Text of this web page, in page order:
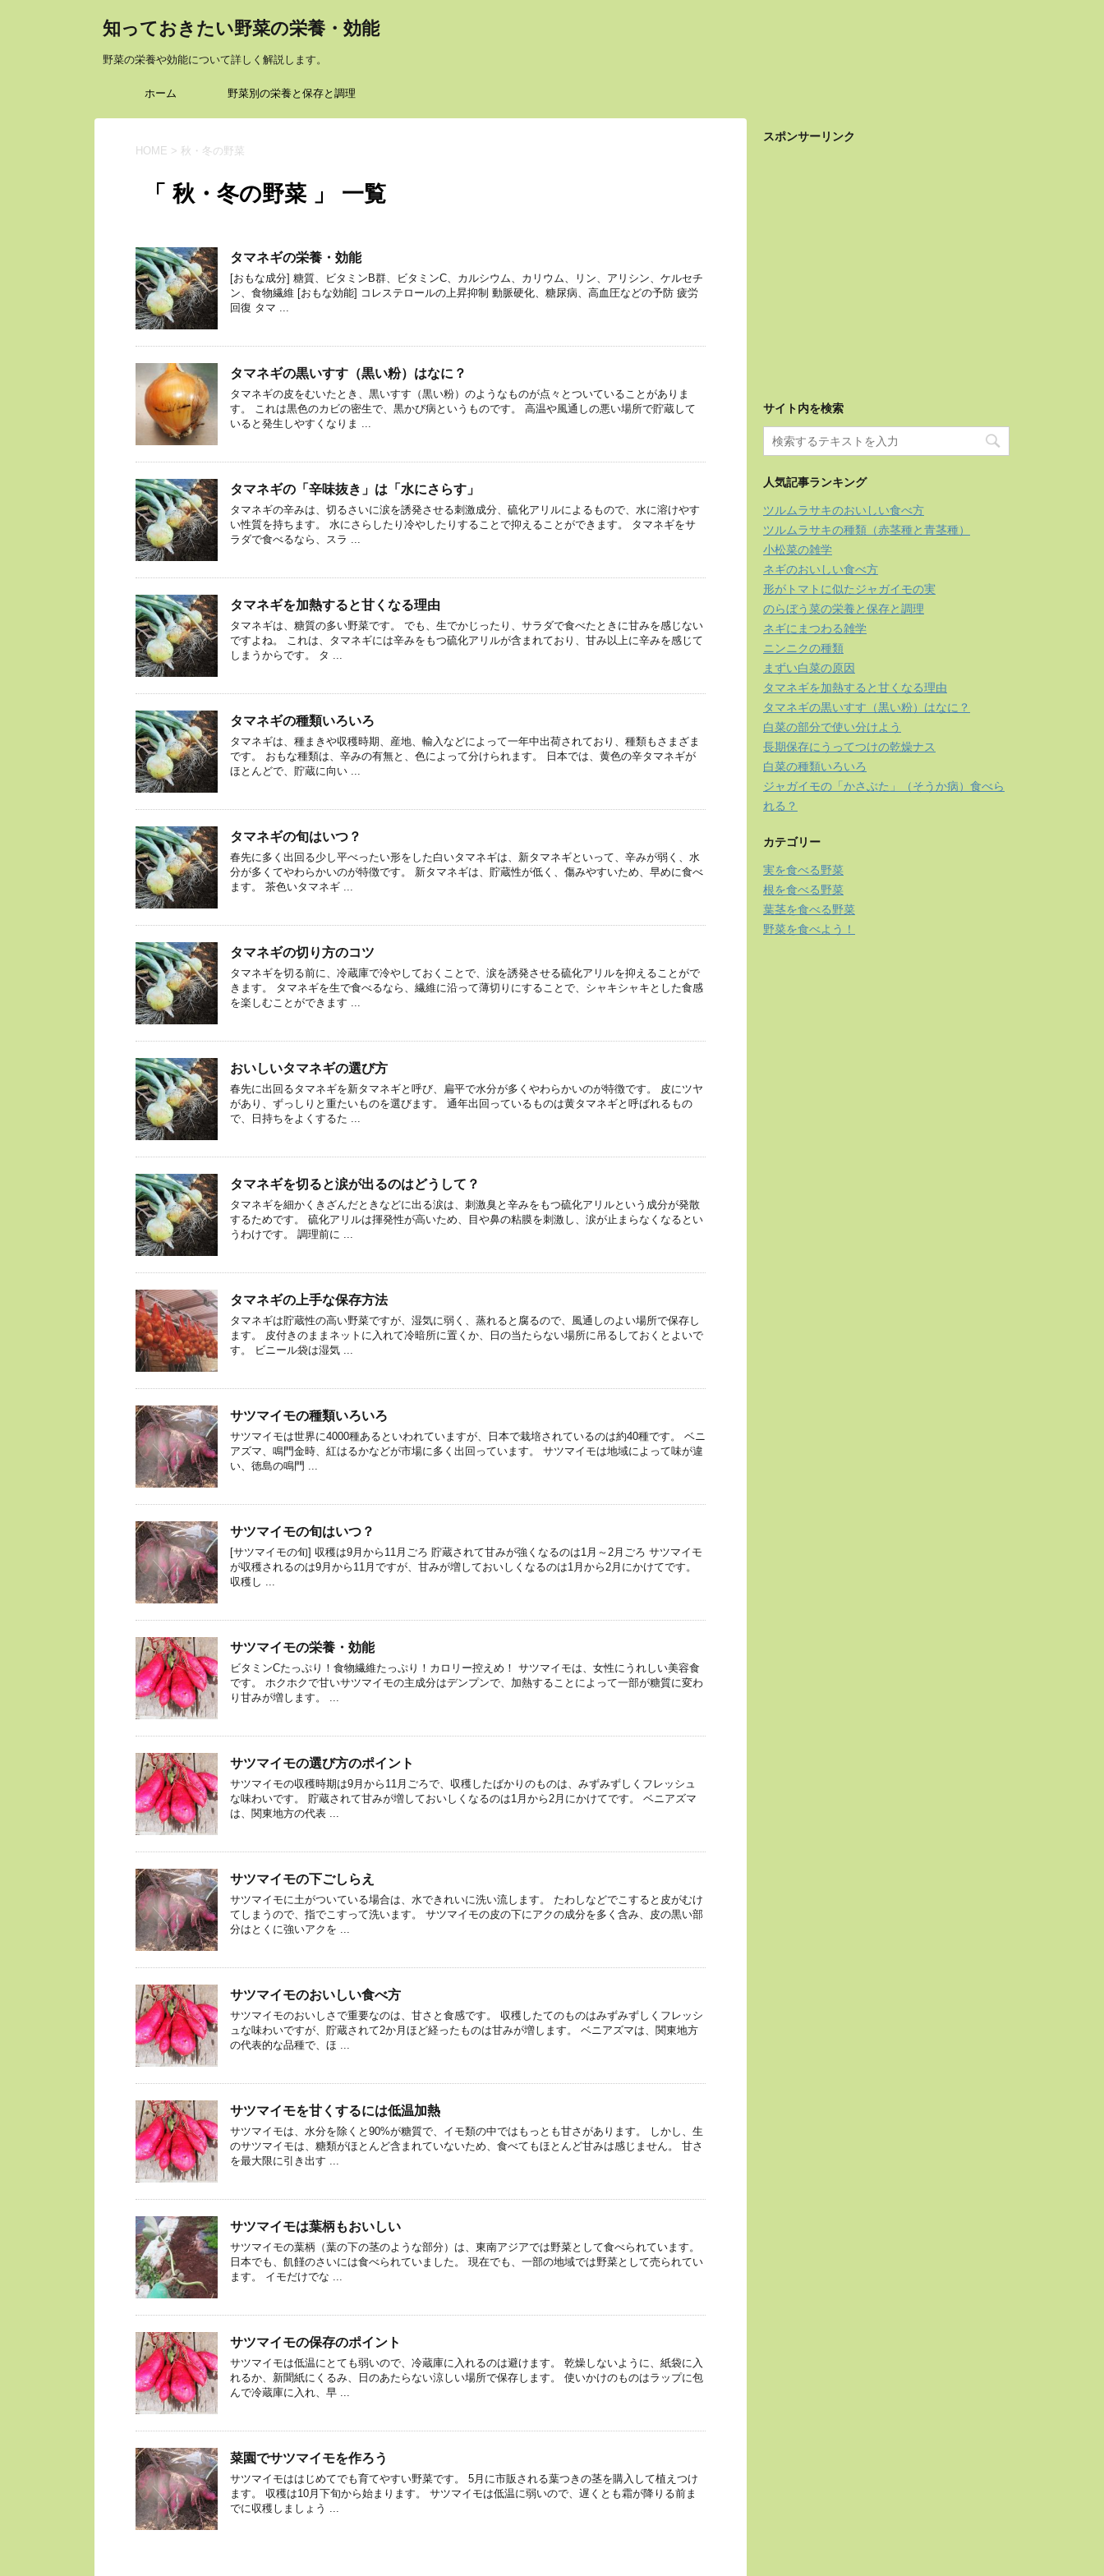
知っておきたい野菜の栄養・効能
野菜の栄養や効能について詳しく解説します。
ホーム 野菜別の栄養と保存と調理
HOME > 秋・冬の野菜
「 秋・冬の野菜 」 一覧
タマネギの栄養・効能
[おもな成分] 糖質、ビタミンB群、ビタミンC、カルシウム、カリウム、リン、アリシン、ケルセチ
ン、食物繊維 [おもな効能] コレステロールの上昇抑制 動脈硬化、糖尿病、高血圧などの予防 疲労
回復 タマ ...
タマネギの黒いすす（黒い粉）はなに？
タマネギの皮をむいたとき、黒いすす（黒い粉）のようなものが点々とついていることがありま
す。 これは黒色のカビの密生で、黒かび病というものです。 高温や風通しの悪い場所で貯蔵して
いると発生しやすくなりま ...
タマネギの「辛味抜き」は「水にさらす」
タマネギの辛みは、切るさいに涙を誘発させる刺激成分、硫化アリルによるもので、水に溶けやす
い性質を持ちます。 水にさらしたり冷やしたりすることで抑えることができます。 タマネギをサ
ラダで食べるなら、スラ ...
タマネギを加熱すると甘くなる理由
タマネギは、糖質の多い野菜です。 でも、生でかじったり、サラダで食べたときに甘みを感じない
ですよね。 これは、タマネギには辛みをもつ硫化アリルが含まれており、甘み以上に辛みを感じて
しまうからです。 タ ...
タマネギの種類いろいろ
タマネギは、種まきや収穫時期、産地、輸入などによって一年中出荷されており、種類もさまざま
です。 おもな種類は、辛みの有無と、色によって分けられます。 日本では、黄色の辛タマネギが
ほとんどで、貯蔵に向い ...
タマネギの旬はいつ？
春先に多く出回る少し平べったい形をした白いタマネギは、新タマネギといって、辛みが弱く、水
分が多くてやわらかいのが特徴です。 新タマネギは、貯蔵性が低く、傷みやすいため、早めに食べ
ます。 茶色いタマネギ ...
タマネギの切り方のコツ
タマネギを切る前に、冷蔵庫で冷やしておくことで、涙を誘発させる硫化アリルを抑えることがで
きます。 タマネギを生で食べるなら、繊維に沿って薄切りにすることで、シャキシャキとした食感
を楽しむことができます ...
おいしいタマネギの選び方
春先に出回るタマネギを新タマネギと呼び、扁平で水分が多くやわらかいのが特徴です。 皮にツヤ
があり、ずっしりと重たいものを選びます。 通年出回っているものは黄タマネギと呼ばれるもの
で、日持ちをよくするた ...
タマネギを切ると涙が出るのはどうして？
タマネギを細かくきざんだときなどに出る涙は、刺激臭と辛みをもつ硫化アリルという成分が発散
するためです。 硫化アリルは揮発性が高いため、目や鼻の粘膜を刺激し、涙が止まらなくなるとい
うわけです。 調理前に ...
タマネギの上手な保存方法
タマネギは貯蔵性の高い野菜ですが、湿気に弱く、蒸れると腐るので、風通しのよい場所で保存し
ます。 皮付きのままネットに入れて冷暗所に置くか、日の当たらない場所に吊るしておくとよいで
す。 ビニール袋は湿気 ...
サツマイモの種類いろいろ
サツマイモは世界に4000種あるといわれていますが、日本で栽培されているのは約40種です。 ベニ
アズマ、鳴門金時、紅はるかなどが市場に多く出回っています。 サツマイモは地域によって味が違
い、徳島の鳴門 ...
サツマイモの旬はいつ？
[サツマイモの旬] 収穫は9月から11月ごろ 貯蔵されて甘みが強くなるのは1月～2月ごろ サツマイモ
が収穫されるのは9月から11月ですが、甘みが増しておいしくなるのは1月から2月にかけてです。
収穫し ...
サツマイモの栄養・効能
ビタミンCたっぷり！食物繊維たっぷり！カロリー控えめ！ サツマイモは、女性にうれしい美容食
です。 ホクホクで甘いサツマイモの主成分はデンプンで、加熱することによって一部が糖質に変わ
り甘みが増します。 ...
サツマイモの選び方のポイント
サツマイモの収穫時期は9月から11月ごろで、収穫したばかりのものは、みずみずしくフレッシュ
な味わいです。 貯蔵されて甘みが増しておいしくなるのは1月から2月にかけてです。 ベニアズマ
は、関東地方の代表 ...
サツマイモの下ごしらえ
サツマイモに土がついている場合は、水できれいに洗い流します。 たわしなどでこすると皮がむけ
てしまうので、指でこすって洗います。 サツマイモの皮の下にアクの成分を多く含み、皮の黒い部
分はとくに強いアクを ...
サツマイモのおいしい食べ方
サツマイモのおいしさで重要なのは、甘さと食感です。 収穫したてのものはみずみずしくフレッシ
ュな味わいですが、貯蔵されて2か月ほど経ったものは甘みが増します。 ベニアズマは、関東地方
の代表的な品種で、ほ ...
サツマイモを甘くするには低温加熱
サツマイモは、水分を除くと90%が糖質で、イモ類の中ではもっとも甘さがあります。 しかし、生
のサツマイモは、糖類がほとんど含まれていないため、食べてもほとんど甘みは感じません。 甘さ
を最大限に引き出す ...
サツマイモは葉柄もおいしい
サツマイモの葉柄（葉の下の茎のような部分）は、東南アジアでは野菜として食べられています。
日本でも、飢饉のさいには食べられていました。 現在でも、一部の地域では野菜として売られてい
ます。 イモだけでな ...
サツマイモの保存のポイント
サツマイモは低温にとても弱いので、冷蔵庫に入れるのは避けます。 乾燥しないように、紙袋に入
れるか、新聞紙にくるみ、日のあたらない涼しい場所で保存します。 使いかけのものはラップに包
んで冷蔵庫に入れ、早 ...
菜園でサツマイモを作ろう
サツマイモははじめてでも育てやすい野菜です。 5月に市販される葉つきの茎を購入して植えつけ
ます。 収穫は10月下旬から始まります。 サツマイモは低温に弱いので、遅くとも霜が降りる前ま
でに収穫しましょう ...
スポンサーリンク
サイト内を検索
人気記事ランキング
ツルムラサキのおいしい食べ方
ツルムラサキの種類（赤茎種と青茎種）
小松菜の雑学
ネギのおいしい食べ方
形がトマトに似たジャガイモの実
のらぼう菜の栄養と保存と調理
ネギにまつわる雑学
ニンニクの種類
まずい白菜の原因
タマネギを加熱すると甘くなる理由
タマネギの黒いすす（黒い粉）はなに？
白菜の部分で使い分けよう
長期保存にうってつけの乾燥ナス
白菜の種類いろいろ
ジャガイモの「かさぶた」（そうか病）食べら
れる？
カテゴリー
実を食べる野菜
根を食べる野菜
葉茎を食べる野菜
野菜を食べよう！